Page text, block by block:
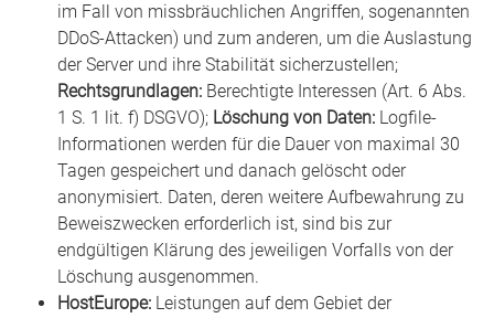
im Fall von missbräuchlichen Angriffen, sogenannten
DDoS-Attacken) und zum anderen, um die Auslastung
der Server und ihre Stabilität sicherzustellen;
Rechtsgrundlagen: Berechtigte Interessen (Art. 6 Abs.
1 S. 1 lit. f) DSGVO); Löschung von Daten: Logfile-
Informationen werden für die Dauer von maximal 30
Tagen gespeichert und danach gelöscht oder
anonymisiert. Daten, deren weitere Aufbewahrung zu
Beweiszwecken erforderlich ist, sind bis zur
endgültigen Klärung des jeweiligen Vorfalls von der
Löschung ausgenommen.
HostEurope: Leistungen auf dem Gebiet der